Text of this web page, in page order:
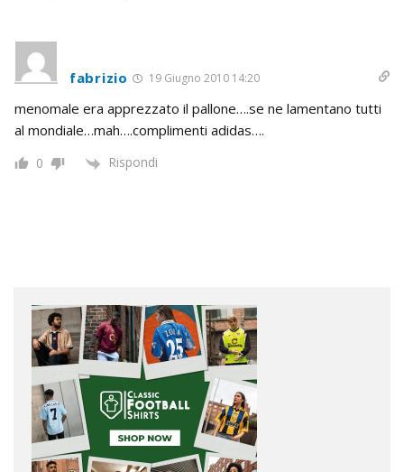
fabrizio 19 Giugno 2010 14:20
menomale era apprezzato il pallone….se ne lamentano tutti
al mondiale…mah….complimenti adidas….
0 Rispondi